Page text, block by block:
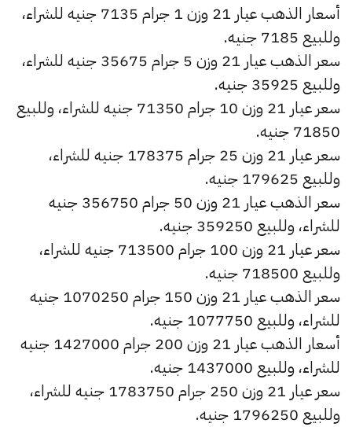
أسعار الذهب عيار 21 وزن 1 جرام 7135 جنيه للشراء،
وللبيع 7185 جنيه.
سعر الذهب عيار 21 وزن 5 جرام 35675 جنيه للشراء،
وللبيع 35925 جنيه.
سعر عيار 21 وزن 10 جرام 71350 جنيه للشراء، وللبيع
71850 جنيه.
سعر عيار 21 وزن 25 جرام 178375 جنيه للشراء،
وللبيع 179625 جنيه.
سعر الذهب عيار 21 وزن 50 جرام 356750 جنيه
للشراء، وللبيع 359250 جنيه.
سعر عيار 21 وزن 100 جرام 713500 جنيه للشراء،
وللبيع 718500 جنيه.
سعر الذهب عيار 21 وزن 150 جرام 1070250 جنيه
للشراء، وللبيع 1077750 جنيه.
أسعار الذهب عيار 21 وزن 200 جرام 1427000 جنيه
للشراء، وللبيع 1437000 جنيه.
سعر عيار 21 وزن 250 جرام 1783750 جنيه للشراء،
وللبيع 1796250 جنيه.